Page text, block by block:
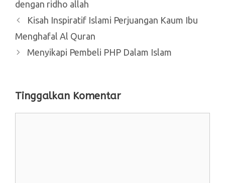
dengan ridho allah
Kisah Inspiratif Islami Perjuangan Kaum Ibu
Menghafal Al Quran
Menyikapi Pembeli PHP Dalam Islam
Tinggalkan Komentar